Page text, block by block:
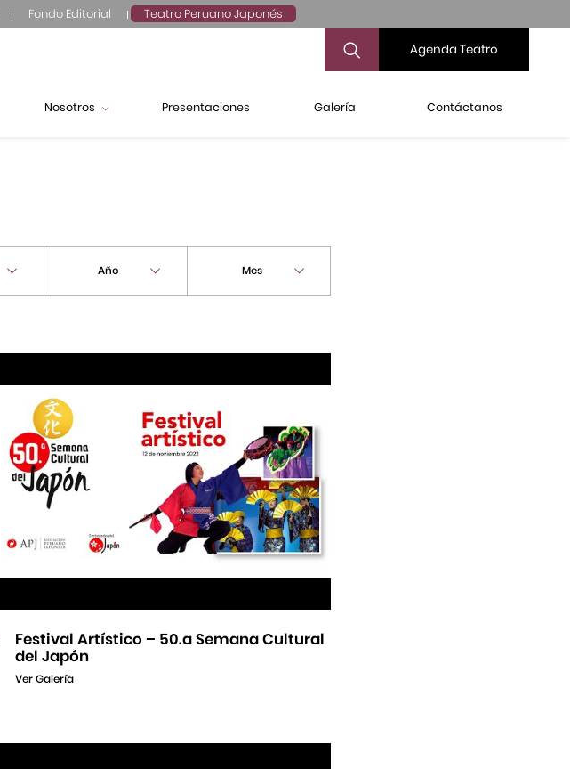
Fondo Editorial Teatro Peruano Japonés
Agenda Teatro
Nosotros Presentaciones Galería Contáctanos
Año Mes
Festival Artístico – 50.a Semana Cultural
del Japón
Ver Galería